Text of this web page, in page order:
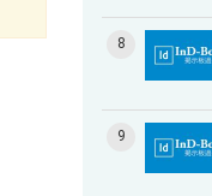
8
9